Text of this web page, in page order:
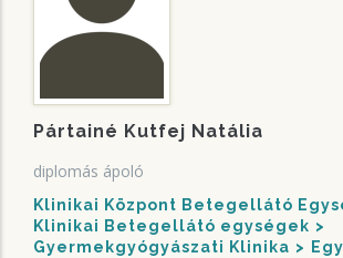
Pártainé Kutfej Natália
diplomás ápoló
Klinikai Központ Betegellátó
Klinikai Betegellátó egységek
Gyermekgyógyászati Klinika